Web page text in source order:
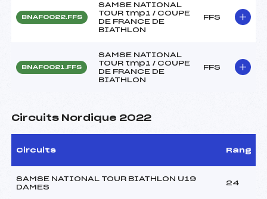
BNAF0022.FFS
SAMSE NATIONAL
TOUR tmp1 / COUPE
DE FRANCE DE
BIATHLON
FFS
BNAF0021.FFS
SAMSE NATIONAL
TOUR tmp1 / COUPE
DE FRANCE DE
BIATHLON
FFS
Circuits Nordique 2022
Circuits Rang
SAMSE NATIONAL TOUR BIATHLON U19
DAMES
24